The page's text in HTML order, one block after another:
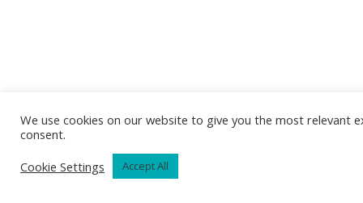
We use cookies on our website to give you the most relevant
consent.
Cookie Settings
Accept All